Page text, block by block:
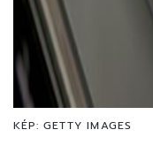
KÉP: GETTY IMAGES